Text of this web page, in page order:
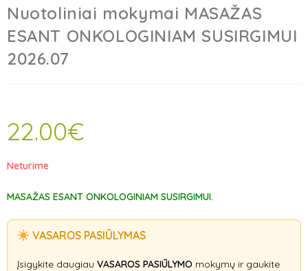
Nuotoliniai mokymai MASAŽAS
ESANT ONKOLOGINIAM SUSIRGIMUI
2026.07
22.00€
Neturime
MASAŽAS ESANT ONKOLOGINIAM SUSIRGIMUI.
VASAROS PASIŪLYMAS
Įsigykite daugiau VASAROS PASIŪLYMO mokymų ir gaukite